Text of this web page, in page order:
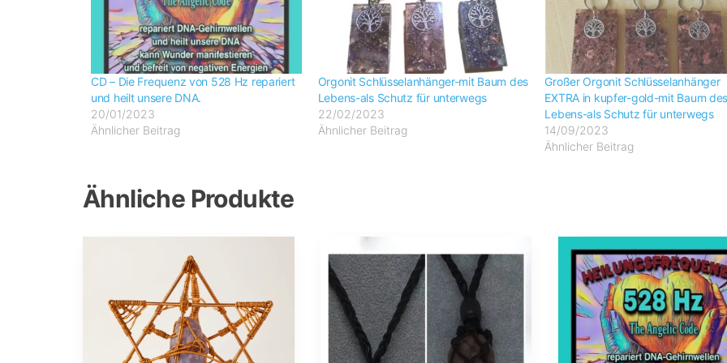
CD – Die Frequenz von 528 Hz repariert
und heilt unsere DNA.
20/01/2023
Ähnlicher Beitrag
Orgonit Schlüsselanhänger-mit Baum des
Lebens-als Schutz für unterwegs
22/02/2023
Ähnlicher Beitrag
Großer Orgonit Schlüsselanhänger
EXTRA in kupfer-gold-mit Baum
Lebens-als Schutz für unterwegs
14/09/2023
Ähnlicher Beitrag
Ähnliche Produkte